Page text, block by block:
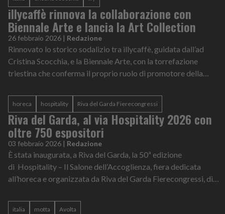
illycaffè rinnova la collaborazione con
Biennale Arte e lancia la Art Collection
26 febbraio 2026 | Redazione
Rinnovato lo storico sodalizio tra illycaffè, guidata dall’ad
Cristina Scocchia, e la Biennale Arte, con la torrefazione
triestina che conferma il proprio ruolo di promotore della
horeca hospitality Riva del Garda Fierecongressi
Riva del Garda, al via Hospitality 2026 con
oltre 750 espositori
03 febbraio 2026 | Redazione
È stata inaugurata, a Riva del Garda, la 50ª edizione
di Hospitality – Il Salone dell’Accoglienza, fiera dedicata
all’horeca e organizzata da Riva del Garda Fierecongressi, di
italia motta Avolta